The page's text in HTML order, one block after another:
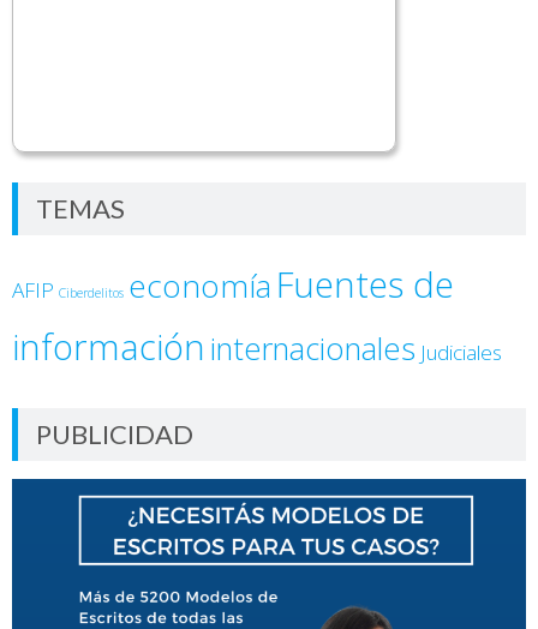
TEMAS
AFIP Ciberdelitos economía Fuentes de
información internacionales Judiciales
PUBLICIDAD